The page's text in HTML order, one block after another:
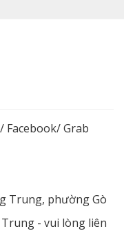
/ Facebook/ Grab
Trung, phường Gò
Trung - vui lòng liên